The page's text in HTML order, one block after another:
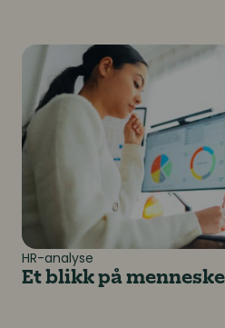
HR-analyse
Et blikk på
Et blikk på menneskene